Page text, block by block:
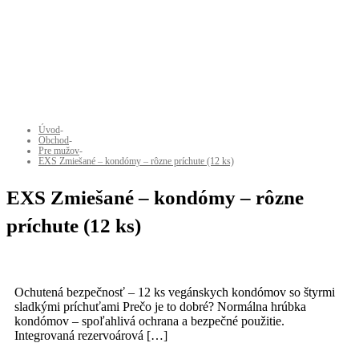
Úvod-
Obchod-
Pre mužov-
EXS Zmiešané – kondómy – rôzne príchute (12 ks)
EXS Zmiešané – kondómy – rôzne
príchute (12 ks)
Ochutená bezpečnosť – 12 ks vegánskych kondómov so štyrmi
sladkými príchuťami Prečo je to dobré? Normálna hrúbka
kondómov – spoľahlivá ochrana a bezpečné použitie.
Integrovaná rezervoárová […]